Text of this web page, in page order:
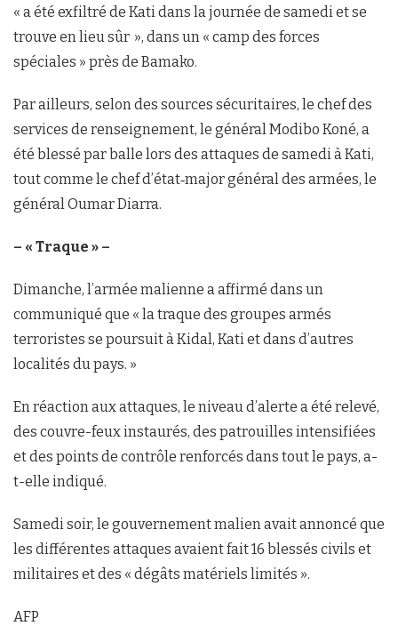
« a été exfiltré de Kati dans la journée de samedi et se
trouve en lieu sûr », dans un « camp des forces
spéciales » près de Bamako.
Par ailleurs, selon des sources sécuritaires, le chef des
services de renseignement, le général Modibo Koné, a
été blessé par balle lors des attaques de samedi à Kati,
tout comme le chef d’état‑major général des armées, le
général Oumar Diarra.
– « Traque » –
Dimanche, l’armée malienne a affirmé dans un
communiqué que « la traque des groupes armés
terroristes se poursuit à Kidal, Kati et dans d’autres
localités du pays. »
En réaction aux attaques, le niveau d’alerte a été relevé,
des couvre-feux instaurés, des patrouilles intensifiées
et des points de contrôle renforcés dans tout le pays, a-
t-elle indiqué.
Samedi soir, le gouvernement malien avait annoncé que
les différentes attaques avaient fait 16 blessés civils et
militaires et des « dégâts matériels limités ».
AFP